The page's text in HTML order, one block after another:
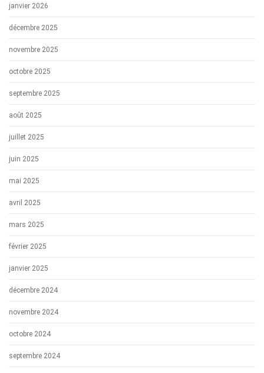
janvier 2026
décembre 2025
novembre 2025
octobre 2025
septembre 2025
août 2025
juillet 2025
juin 2025
mai 2025
avril 2025
mars 2025
février 2025
janvier 2025
décembre 2024
novembre 2024
octobre 2024
septembre 2024